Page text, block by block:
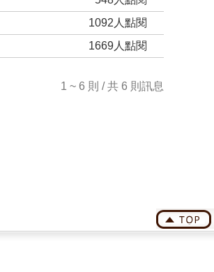
1092人點閱
1669人點閱
1 ~ 6 則 / 共 6 則訊息